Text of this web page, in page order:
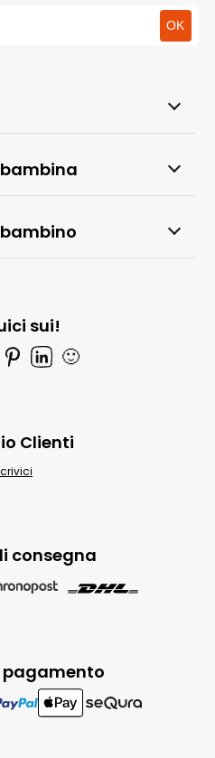
sui!
🙂
pagamento
consegna
Clienti